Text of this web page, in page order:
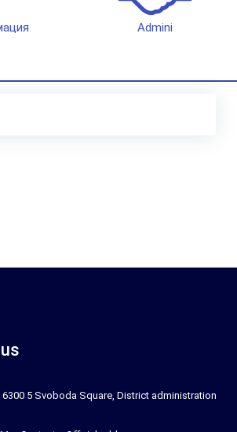
Admini
5 Svoboda Square, District administration